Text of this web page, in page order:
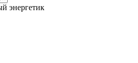
энергетик